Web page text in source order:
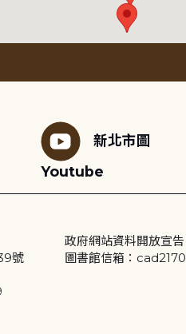
新北市圖
Youtube
號
政府網站資料開放宣告
圖書館信箱：